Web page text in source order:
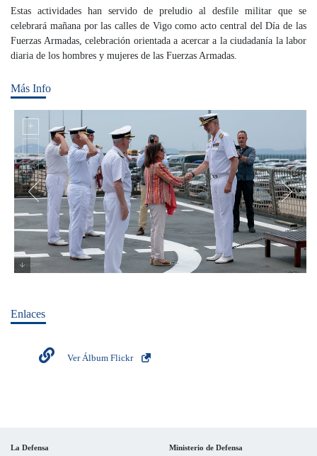
Estas actividades han servido de preludio al desfile militar que se
celebrará mañana por las calles de Vigo como acto central del Día de las
Fuerzas Armadas, celebración orientada a acercar a la ciudadanía la labor
diaria de los hombres y mujeres de las Fuerzas Armadas.
Más Info
Enlaces
Ver Álbum Flickr
La Defensa
Ministerio de Defensa